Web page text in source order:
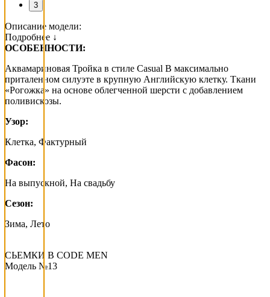
3
Описание модели:
Подробнее ↓
ОСОБЕННОСТИ:
Аквамариновая Тройка в стиле Casual В максимально
приталенном силуэте в крупную Английскую клетку. Ткани
«Рогожка» на основе облегченной шерсти с добавлением
поливискозы.
Узор:
Клетка, Фактурный
Фасон:
На выпускной, На свадьбу
Сезон:
Зима, Лето
СЬЕМКИ В СODE MEN
Модель №13